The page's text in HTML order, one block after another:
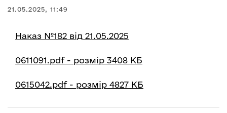
21.05.2025, 11:49
Наказ №182 від 21.05.2025
0611091.pdf - розмір 3408 КБ
0615042.pdf - розмір 4827 КБ